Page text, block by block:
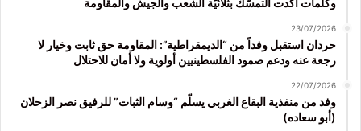
23/07/2026
حردان استقبل وفداً من “الديمقراطية”: المقاومة حق ثابت وخيار لا
رجعة عنه ودعم صمود الفلسطينيين أولوية ولا أمان للاحتلال
22/07/2026
وفد من منفذية البقاع الغربي يسلّم “وسام الثبات” للرفيق نصر الزحلان
(أبو سعاده)